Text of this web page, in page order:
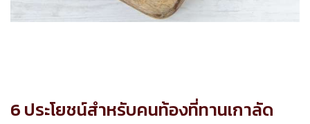
6ประโยชน์สำหรับคนท้องที่ทานเกาลัด